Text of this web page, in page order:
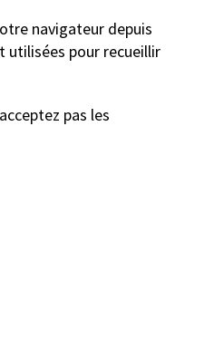
navigateur depuis
utilisées pour recueillir
pas les